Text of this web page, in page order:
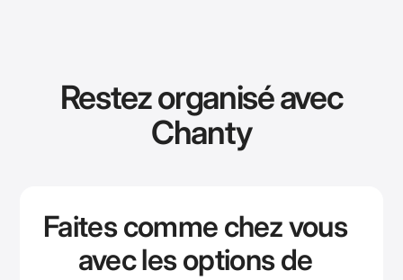
Restez organisé avec
Chanty
Faites comme chez vous
avec les options de